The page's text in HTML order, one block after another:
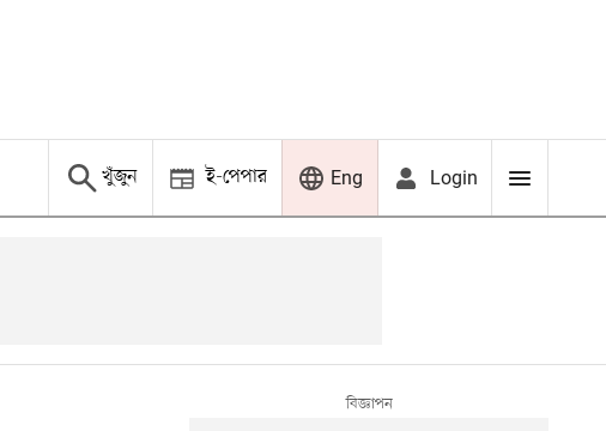
খুঁজুন ই-পেপার Eng Login